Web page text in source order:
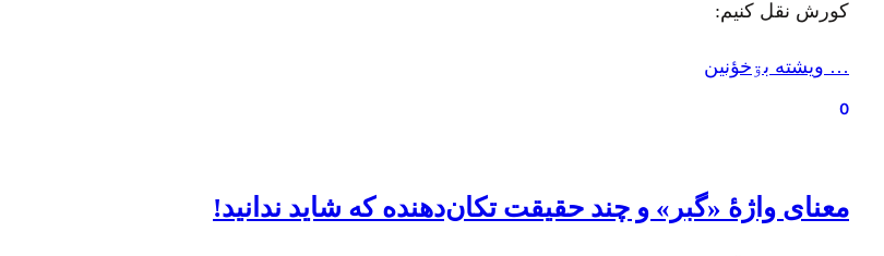
کورش نقل کنیم:
… ويشته بۊخؤنين
0
معنای واژهٔ «گبر» و چند حقیقت تکان‌دهنده که شاید ندانید!